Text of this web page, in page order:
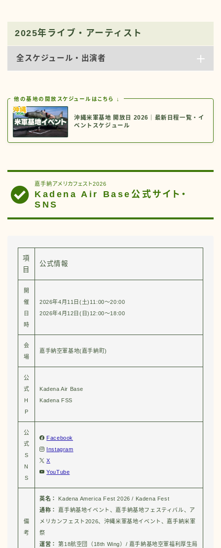
2025年ライブ・アーティスト
全スケジュール・出演者
他の基地の開放スケジュールはこちら ↓
沖縄米軍基地 開放日 2026｜最新日程一覧・イ
ベントスケジュール
嘉手納アメリカフェスト2026
Kadena Air Base公式サイト・
SNS
項
目
公式情報
開
催
日
時
2026年4月11日(土)11:00～20:00
2026年4月12日(日)12:00～18:00
会
場
嘉手納空軍基地(嘉手納町)
公
式
H
P
Kadena Air Base
Kadena FSS
公
式
S
N
S
Facebook
Instagram
X
YouTube
備
考
英名：
Kadena America Fest 2026 / Kadena Fest
通称：
嘉手納基地イベント、嘉手納基地フェスティバル、ア
メリカンフェスト2026、沖縄米軍基地イベント、嘉手納米軍
祭
運営：
第18航空団（18th Wing）/ 嘉手納基地空軍福利厚生局